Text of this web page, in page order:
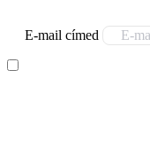
E-mail címed